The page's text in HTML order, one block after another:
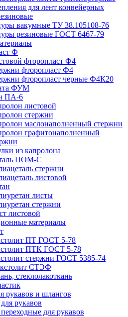
для лент конвейерных
вакумные ТУ 38.105108-76
резиновые ГОСТ 6467-79
Ф
фторопласт Ф4
фторопласт Ф4
фторопласт черные Ф4К20
ФУМ
ПА-6
листовой
стержни
маслонаполненный стержни
графитонаполненный
из капролона
ПОМ-С
стержни
листовой
листы
стержни
листовой
материалы
ПТ ГОСТ 5-78
ПТК ГОСТ 5-78
стержни ГОСТ 5385-74
СТЭФ
стеклолакоткань
рукавов и шлангов
рукавов
для рукавов